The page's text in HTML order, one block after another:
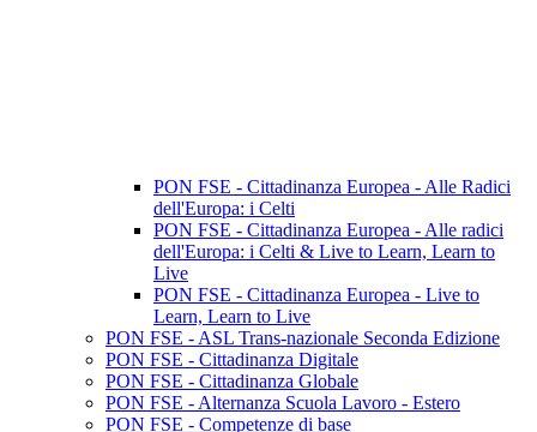
PON FSE - Cittadinanza Europea - Alle Radici
dell'Europa: i Celti
PON FSE - Cittadinanza Europea - Alle radici
dell'Europa: i Celti & Live to Learn, Learn to
Live
PON FSE - Cittadinanza Europea - Live to
Learn, Learn to Live
PON FSE - ASL Trans-nazionale Seconda Edizione
PON FSE - Cittadinanza Digitale
PON FSE - Cittadinanza Globale
PON FSE - Alternanza Scuola Lavoro - Estero
PON FSE - Competenze di base